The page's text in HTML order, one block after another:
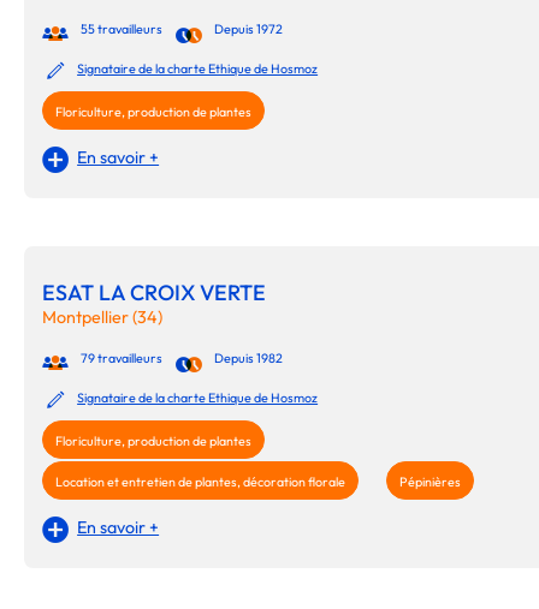
55 travailleurs Depuis 1972
Signataire de la charte Ethique de Hosmoz
Floriculture, production de plantes
En savoir +
ESAT LA CROIX VERTE
Montpellier (34)
79 travailleurs Depuis 1982
Signataire de la charte Ethique de Hosmoz
Floriculture, production de plantes
Location et entretien de plantes, décoration florale Pépinières
En savoir +